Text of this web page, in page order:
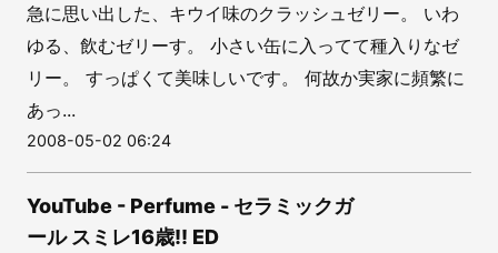
急に思い出した、キウイ味のクラッシュゼリー。 いわ
ゆる、飲むゼリーす。 小さい缶に入ってて種入りなゼ
リー。 すっぱくて美味しいです。 何故か実家に頻繁に
あっ...
2008-05-02 06:24
YouTube - Perfume - セラミックガ
ール スミレ16歳!! ED